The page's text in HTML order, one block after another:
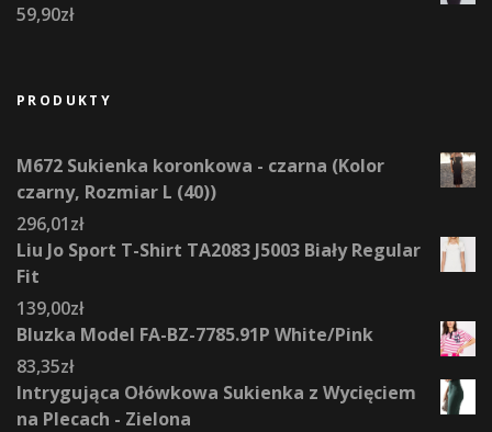
59,90zł
PRODUKTY
M672 Sukienka koronkowa - czarna (Kolor
czarny, Rozmiar L (40))
296,01zł
Liu Jo Sport T-Shirt TA2083 J5003 Biały Regular
Fit
139,00zł
Bluzka Model FA-BZ-7785.91P White/Pink
83,35zł
Intrygująca Ołówkowa Sukienka z Wycięciem
na Plecach - Zielona